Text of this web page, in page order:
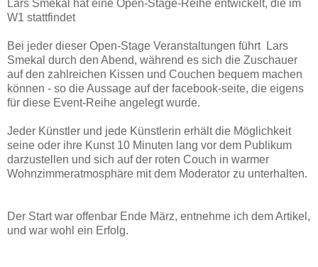
Lars Smekal hat eine Open-Stage-Reihe entwickelt, die im
W1 stattfindet
Bei jeder dieser Open-Stage Veranstaltungen führt Lars
Smekal durch den Abend, während es sich die Zuschauer
auf den zahlreichen Kissen und Couchen bequem machen
können - so die Aussage auf der facebook-seite, die eigens
für diese Event-Reihe angelegt wurde.
Jeder Künstler und jede Künstlerin erhält die Möglichkeit
seine oder ihre Kunst 10 Minuten lang vor dem Publikum
darzustellen und sich auf der roten Couch in warmer
Wohnzimmeratmosphäre mit dem Moderator zu unterhalten.
Der Start war offenbar Ende März, entnehme ich dem Artikel,
und war wohl ein Erfolg.